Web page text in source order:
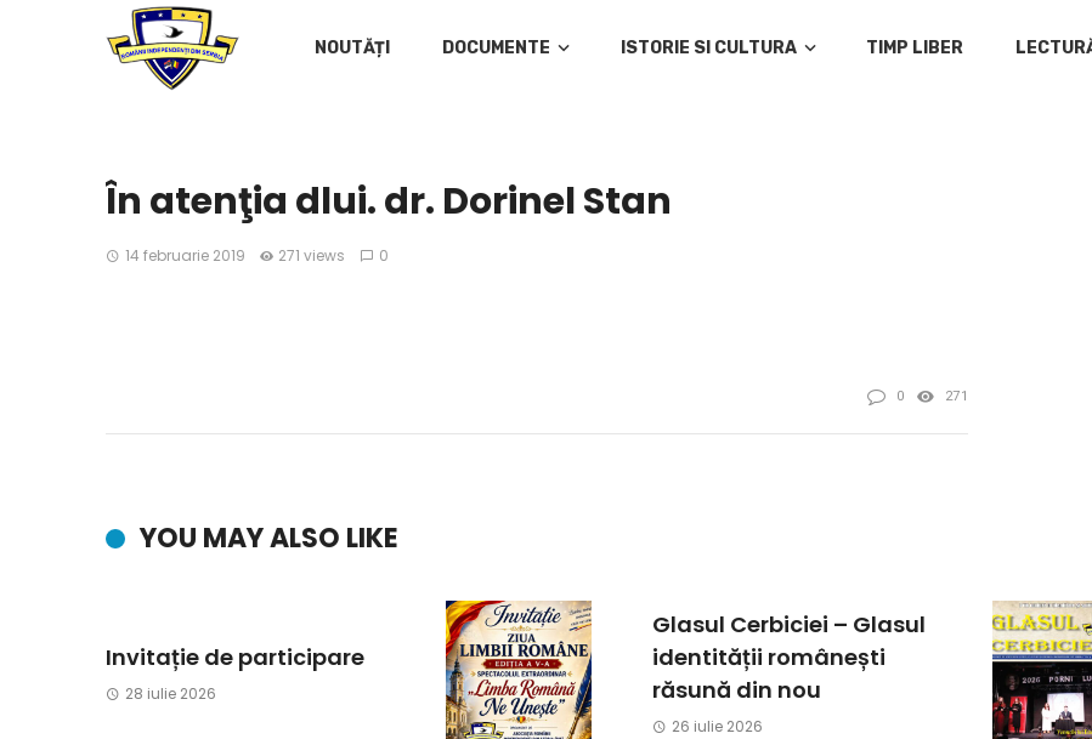
NOUTĂȚI DOCUMENTE ISTORIE SI CULTURA TIMP LIBER
În atenţia dlui. dr. Dorinel Stan
14 februarie 2019 271 views 0
0 271
YOU MAY ALSO LIKE
Invitație de participare
28 iulie 2026
Glasul Cerbiciei – Glasul
identității românești
răsună din nou
26 iulie 2026